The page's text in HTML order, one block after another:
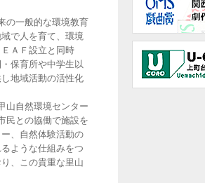
の一般的な環境教育
で人を育て、環境
ＡＦ設立と同時
保育所や中学生以
地域活動の活性化
山自然環境センター
民との協働で施設を
、自然体験活動の
ような仕組みをつ
、この貴重な里山